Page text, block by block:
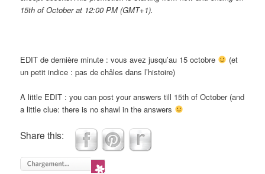
15th of October at 12:00 PM (GMT+1).
EDIT de dernière minute : vous avez jusqu’au 15 octobre
(et
un petit indice : pas de châles dans l’histoire)
A little EDIT : you can post your answers till 15th of October (and
a little clue: there is no shawl in the answers
Share this: